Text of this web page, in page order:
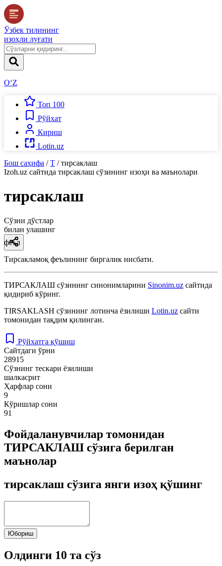
Ўзбек тилининг
изоҳли луғати
O‘Z
Топ 100
Рўйхат
Кириш
Lotin.uz
Бош саҳифа / Т / тирсаклаш
Izoh.uz сайтида тирсаклаш сўзининг изоҳи ва маънолари
тирсаклаш
Сўзни дўстлар
билан улашинг
феъл
Тирсакламоқ феълининг биргалик нисбати.
ТИРСАКЛАШ сўзининг синонимларини Sinonim.uz сайтида
қидириб кўринг.
TIRSAKLASH сўзининг лотинча ёзилиши Lotin.uz сайти
томонидан тақдим қилинган.
Рўйхатга қўшиш
Сайтдаги ўрни
28915
Сўзнинг тескари ёзилиши
шалкасрит
Ҳарфлар сони
9
Кўришлар сони
91
Фойдаланувчилар томонидан
ТИРСАКЛАШ сўзига берилган
маънолар
тирсаклаш сўзига янги изоҳ қўшинг
Юбориш
Олдинги 10 та сўз